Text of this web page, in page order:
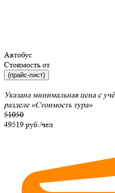
Автобус
Стоимость от
(прайс-лист)
Указана минимальная цена с
разделе «Стоимость тура»
51050
49519 руб./чел